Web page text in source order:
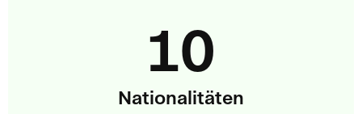
10
Nationalitäten